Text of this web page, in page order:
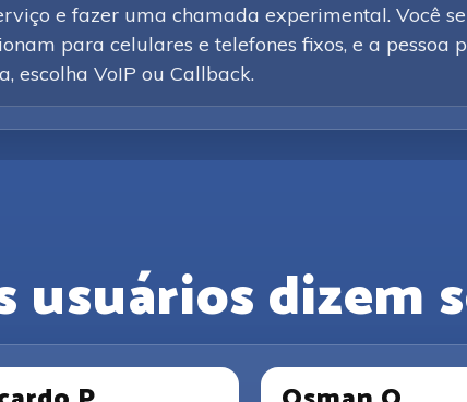
e fazer uma chamada experimental. Você
para celulares e telefones fixos, e a pessoa
escolha VoIP ou Callback.
usuários dizem